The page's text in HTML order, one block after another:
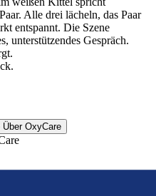
Über OxyCare